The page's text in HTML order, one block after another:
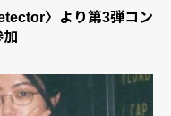
〉より第3弾コン